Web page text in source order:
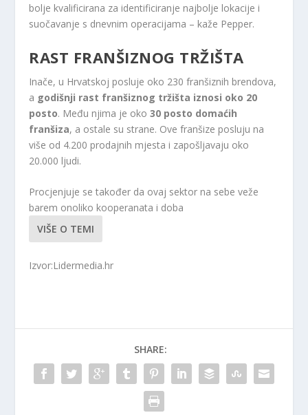
bolje kvalificirana za identificiranje najbolje lokacije i
suočavanje s dnevnim operacijama – kaže Pepper.
RAST FRANŠIZNOG TRŽIŠTA
Inače, u Hrvatskoj posluje oko 230 franšiznih brendova,
a godišnji rast franšiznog tržišta iznosi oko 20
posto. Među njima je oko30 posto domaćih
franšiza, a ostale su strane. Ove franšize posluju na
više od 4.200 prodajnih mjesta i zapošljavaju oko
20.000 ljudi.
Procjenjuje se također da ovaj sektor na sebe veže
barem onoliko kooperanata i doba
VIŠE O TEMI
Izvor:Lidermedia.hr
SHARE: